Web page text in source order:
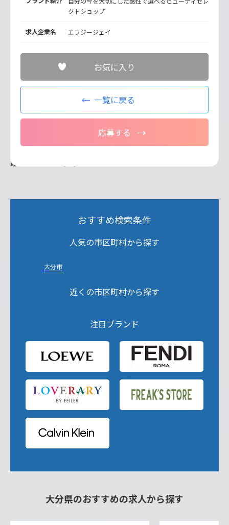
クトショップ
求人企業名 エフジージェイ
お気に入り
一覧に戻る
応募する
最終更新日：2026/07/21
おすすめ検索条件
人気の市区町村から探す
大分市
近くの市区町村から探す
注目ブランド
大分県のおすすめの求人から探す